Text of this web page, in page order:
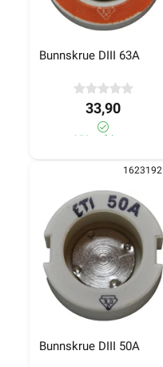
Bunnskrue DIII 63A
33,90
350+ på lager
Bunnskrue DIII 50A
1623192